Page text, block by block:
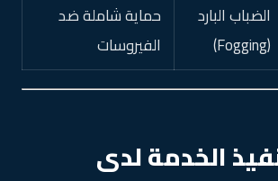
الضباب البارد
(Fogging)
حماية شاملة ضد
الفيروسات
الخدمة لدى